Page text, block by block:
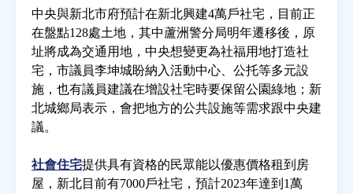
房市分析
研究獎勵
房地產年鑑
相關連結
中央與新北市府預計在新北興建4萬戶社宅，目前正
在盤點128處土地，其中蘆洲警分局明年遷移後，原
址將成為交通用地，中央想變更為社福用地打造社
宅，市議員李坤城盼納入活動中心、公托等多元設
施，也有議員建議在增設社宅時要保留公園綠地；新
北城鄉局表示，會把地方的公共設施等需求跟中央建
議。
社會住宅提供具有資格的民眾能以優惠價格租到房
屋，新北目前有7000戶社宅，預計2023年達到1萬